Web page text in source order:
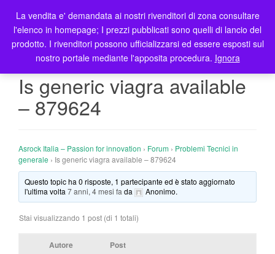
T
o
g
l
a
i
Is generic viagra available
– 879624
Asrock Italia – Passion for innovation › Forum › Problemi Tecnici in
generale › Is generic viagra available – 879624
Questo topic ha 0 risposte, 1 partecipante ed è stato aggiornato
l'ultima volta7 anni, 4 mesi fa da Anonimo.
Stai visualizzando 1 post (di 1 totali)
Autore Post
La vendita e' demandata ai nostri rivenditori di zona consultare
l'elenco in homepage; I prezzi pubblicati sono quelli di lancio del
prodotto. I rivenditori possono ufficializzarsi ed essere esposti sul
nostro portale mediante l'apposita procedura. Ignora